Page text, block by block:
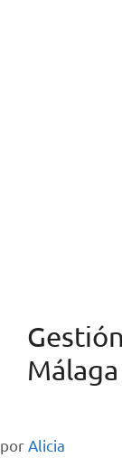
Málaga
por Alicia